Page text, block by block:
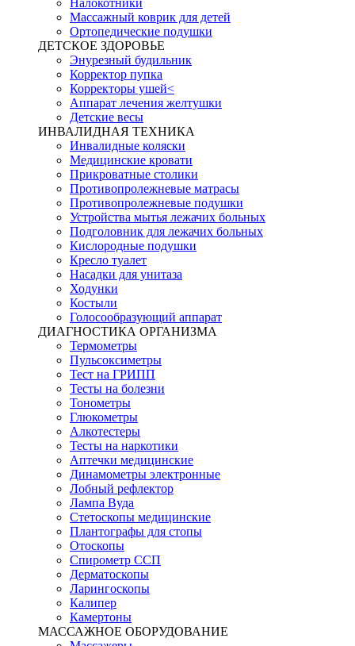
Налокотники
Массажный коврик для детей
Ортопедические подушки
ДЕТСКОЕ ЗДОРОВЬЕ
Энурезный будильник
Корректор пупка
Корректоры ушей<
Аппарат лечения желтушки
Детские весы
ИНВАЛИДНАЯ ТЕХНИКА
Инвалидные коляски
Медицинские кровати
Прикроватные столики
Противопролежневые матрасы
Противопролежневые подушки
Устройства мытья лежачих больных
Подголовник для лежачих больных
Кислородные подушки
Кресло туалет
Насадки для унитаза
Ходунки
Костыли
Голосообразующий аппарат
ДИАГНОСТИКА ОРГАНИЗМА
Термометры
Пульсоксиметры
Тест на ГРИПП
Тесты на болезни
Тонометры
Глюкометры
Алкотестеры
Тесты на наркотики
Аптечки медицинские
Динамометры электронные
Лобный рефлектор
Лампа Вуда
Стетоскопы медицинские
Плантографы для стопы
Отоскопы
Спирометр ССП
Дерматоскопы
Ларингоскопы
Калипер
Камертоны
МАССАЖНОЕ ОБОРУДОВАНИЕ